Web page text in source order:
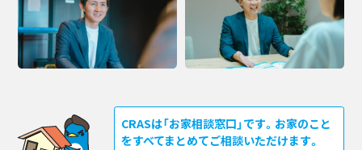
CRASは「お家相談窓口」です。お家のこと
をすべてまとめてご相談いただけます。